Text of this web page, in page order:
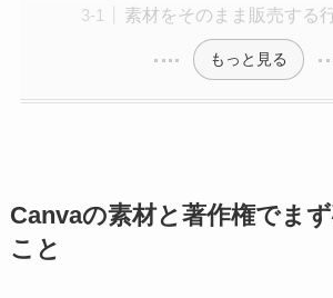
素材をそのまま販売する
もっと見る
Canvaの素材と著作権でま
こと